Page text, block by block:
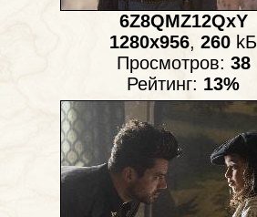
6Z8QMZ12QxY
1280x956, 260 kБ
Просмотров: 38
Рейтинг: 13%